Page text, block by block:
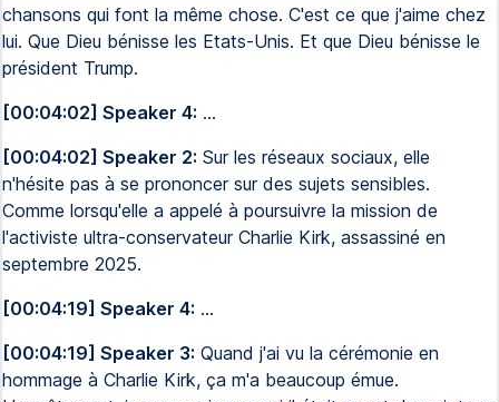
chansons qui font la même chose. C'est ce que j'aime chez
lui. Que Dieu bénisse les Etats-Unis. Et que Dieu bénisse le
président Trump.
[00:04:02] Speaker 4: ...
[00:04:02] Speaker 2: Sur les réseaux sociaux, elle
n'hésite pas à se prononcer sur des sujets sensibles.
Comme lorsqu'elle a appelé à poursuivre la mission de
l'activiste ultra-conservateur Charlie Kirk, assassiné en
septembre 2025.
[00:04:19] Speaker 4: ...
[00:04:19] Speaker 3: Quand j'ai vu la cérémonie en
hommage à Charlie Kirk, ça m'a beaucoup émue.